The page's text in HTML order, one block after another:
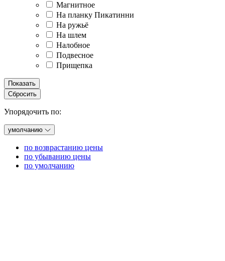
Магнитное
На планку Пикатинни
На ружьё
На шлем
Налобное
Подвесное
Прищепка
Показать
Сбросить
Упорядочить по:
умолчанию
по возврастанию цены
по убыванию цены
по умолчанию